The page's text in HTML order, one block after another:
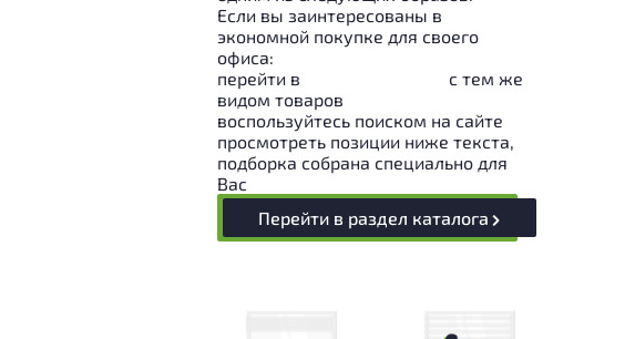
Если вы заинтересованы в
экономной покупке для своего
офиса:
перейти в
с тем же
видом товаров
воспользуйтесь поиском на сайте
просмотреть позиции ниже текста,
подборка собрана специально для
Вас
Перейти в раздел каталога